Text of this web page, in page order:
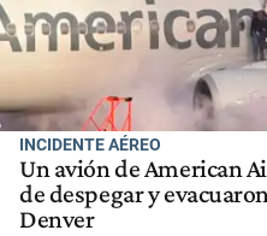
INCIDENTE AÉREO
Un avión de American
de despegar y
Denver